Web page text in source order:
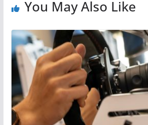
You May Also Like